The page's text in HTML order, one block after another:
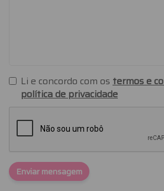
Li e concordo com os termos e
política de privacidade
Enviar mensagem